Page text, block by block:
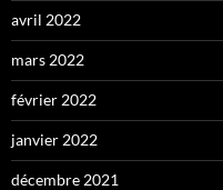
avril 2022
mars 2022
février 2022
janvier 2022
décembre 2021